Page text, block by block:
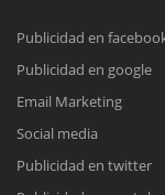
Nuestros ejecutivos
Publicidad en
Publicidad en google
Email Marketing
Social media
Publicidad en twitter